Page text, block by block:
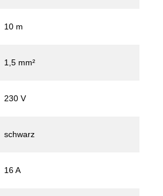
10 m
1,5 mm²
230 V
schwarz
16 A